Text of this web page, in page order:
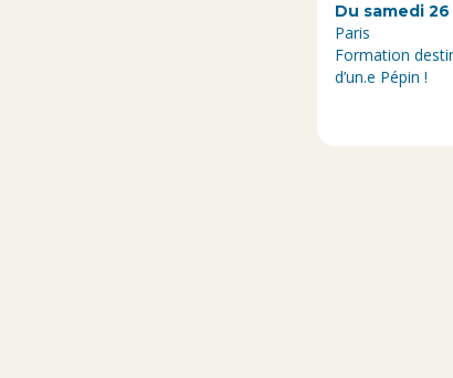
Du samedi
Paris
Formation
d’un.e Pépin !